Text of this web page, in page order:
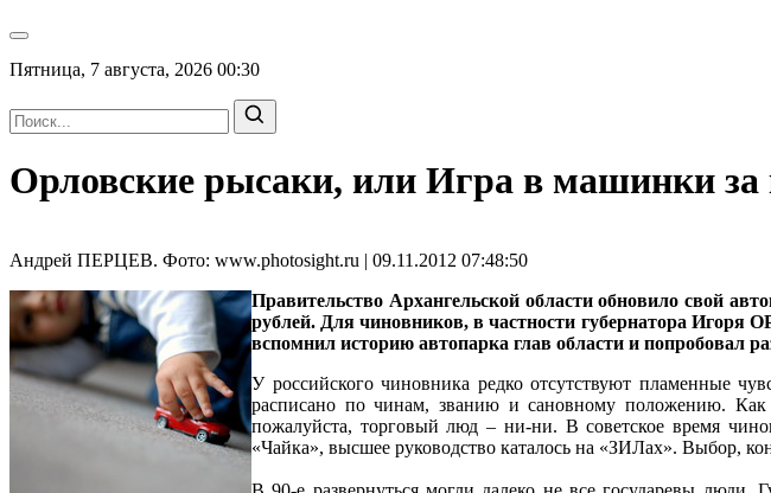
Пятница, 7 августа, 2026 00:30
Орловские рысаки, или Игра в машинки за
Андрей ПЕРЦЕВ. Фото: www.photosight.ru | 09.11.2012 07:48:50
Правительство Архангельской области обновило свой
рублей. Для чиновников, в частности губернатора
вспомнил историю автопарка глав области и попробовал
У российского чиновника редко отсутствуют пламенные
расписано по чинам, званию и сановному положению.
пожалуйста, торговый люд – ни-ни. В советское время
«Чайка», высшее руководство каталось на «ЗИЛах». Выбор,